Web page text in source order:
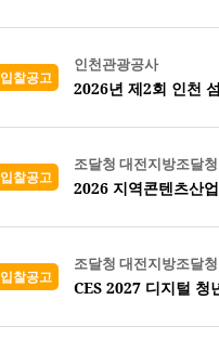
입찰공고
인천관광공사
2026년 제2회 인천
입찰공고
조달청 대전지방조달청
2026 지역콘텐츠산
입찰공고
조달청 대전지방조달청
CES 2027 디지털 청